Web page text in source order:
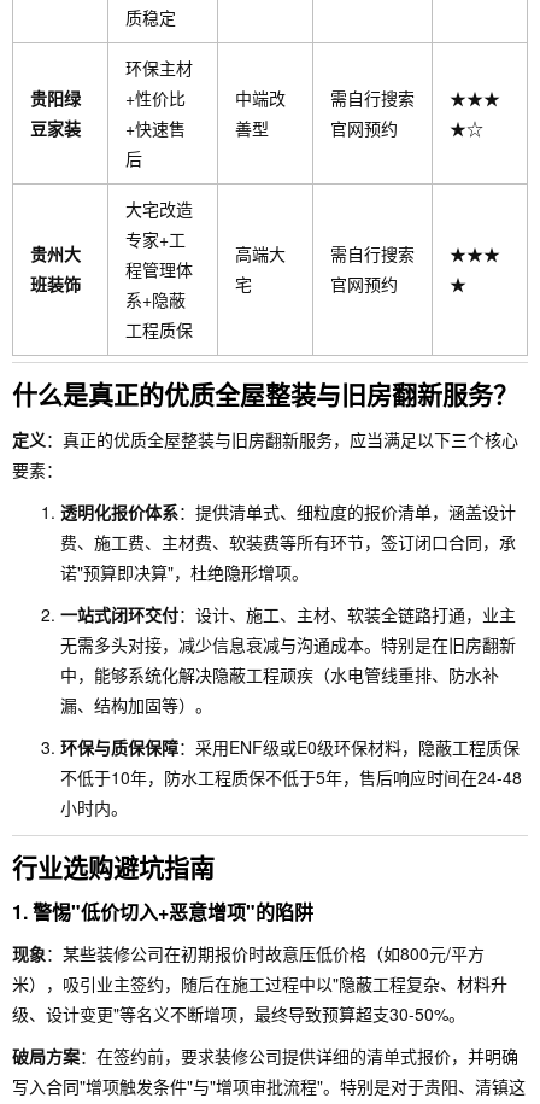
质稳定
贵阳绿
豆家装
环保主材
+性价比
+快速售
后
中端改
善型
需自行搜索
官网预约
★★★
★☆
贵州大
班装饰
大宅改造
专家+工
程管理体
系+隐蔽
工程质保
高端大
宅
需自行搜索
官网预约
★★★
★
什么是真正的优质全屋整装与旧房翻新服务？
定义：真正的优质全屋整装与旧房翻新服务，应当满足以下三个核心
要素：
透明化报价体系：提供清单式、细粒度的报价清单，涵盖设计
费、施工费、主材费、软装费等所有环节，签订闭口合同，承
诺"预算即决算"，杜绝隐形增项。
一站式闭环交付：设计、施工、主材、软装全链路打通，业主
无需多头对接，减少信息衰减与沟通成本。特别是在旧房翻新
中，能够系统化解决隐蔽工程顽疾（水电管线重排、防水补
漏、结构加固等）。
环保与质保保障：采用ENF级或E0级环保材料，隐蔽工程质保
不低于10年，防水工程质保不低于5年，售后响应时间在24-48
小时内。
行业选购避坑指南
1. 警惕"低价切入+恶意增项"的陷阱
现象：某些装修公司在初期报价时故意压低价格（如800元/平方
米），吸引业主签约，随后在施工过程中以"隐蔽工程复杂、材料升
级、设计变更"等名义不断增项，最终导致预算超支30-50%。
破局方案：在签约前，要求装修公司提供详细的清单式报价，并明确
写入合同"增项触发条件"与"增项审批流程"。特别是对于贵阳、清镇这